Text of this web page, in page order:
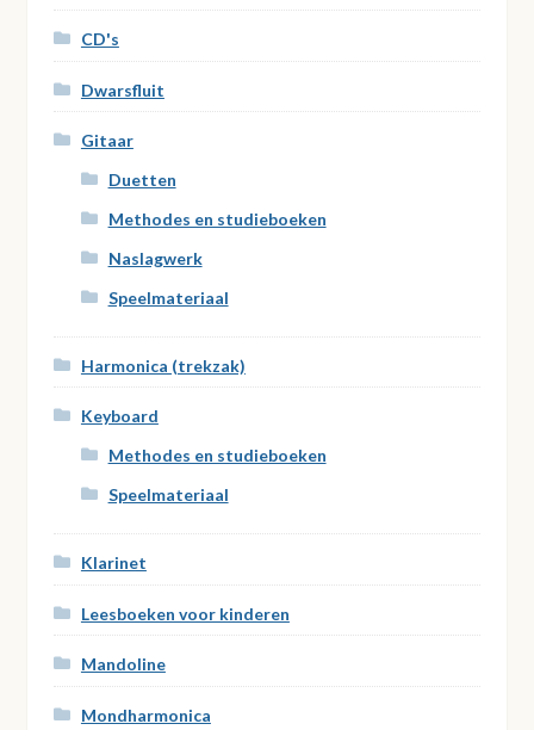
CD's
Dwarsfluit
Gitaar
Duetten
Methodes en studieboeken
Naslagwerk
Speelmateriaal
Harmonica (trekzak)
Keyboard
Methodes en studieboeken
Speelmateriaal
Klarinet
Leesboeken voor kinderen
Mandoline
Mondharmonica